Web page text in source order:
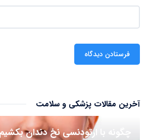
آخرین مقالات پزشکی و سلامت
چگونه با ارتودنسی نخ دندان